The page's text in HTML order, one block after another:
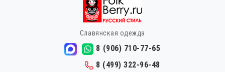
Славянская одежда
8 (906) 710-77-65
8 (499) 322-96-48